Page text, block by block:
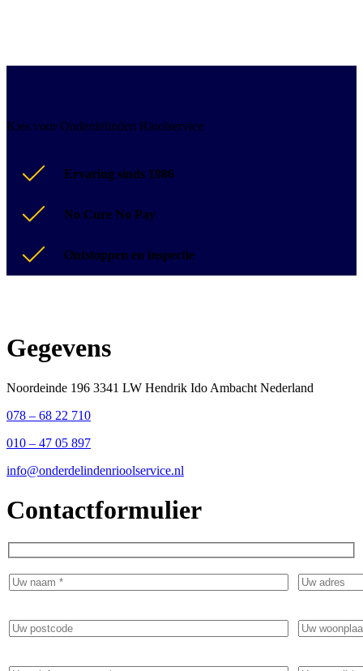
Kies voor Onderdelinden Rioolservice
Ervaring sinds 1986
No Cure No Pay
Ontstoppen en inspectie
Gegevens
Noordeinde 196 3341 LW Hendrik Ido Ambacht Nederland
078 – 68 22 710
010 – 47 05 897
info@onderdelindenrioolservice.nl
Contactformulier